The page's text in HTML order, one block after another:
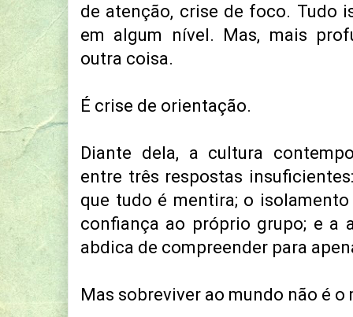
de atenção, crise de foco. Tudo
em algum nível. Mas, mais
outra coisa.
É crise de orientação.
Diante dela, a cultura
entre três respostas
que tudo é mentira; o
confiança ao próprio grupo; e a
abdica de compreender para
Mas sobreviver ao mundo não é